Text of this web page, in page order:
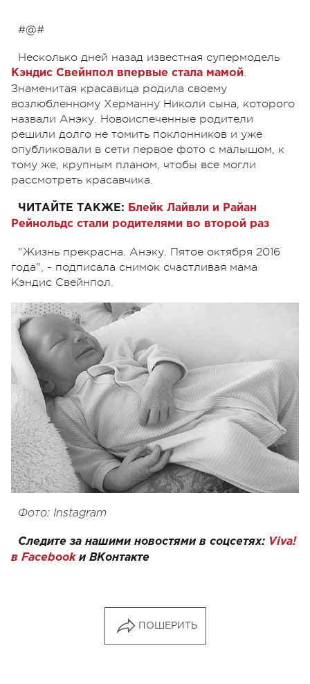
#@#
Несколько дней назад известная супермодель
Кэндис Свейнпол впервые стала мамой.
Знаменитая красавица родила своему
возлюбленному Херманну Николи сына, которого
назвали Анэку. Новоиспеченные родители
решили долго не томить поклонников и уже
опубликовали в сети первое фото с малышом, к
тому же, крупным планом, чтобы все могли
рассмотреть красавчика.
ЧИТАЙТЕ ТАКЖЕ: Блейк Лайвли и Райан
Рейнольдс стали родителями во второй раз
"Жизнь прекрасна. Анэку. Пятое октября 2016
года", - подписала снимок счастливая мама
Кэндис Свейнпол.
Фото: Instagram
Следите за нашими новостями в соцсетях: Viva!
в Facebookи ВКонтакте
ПОШЕРИТЬ